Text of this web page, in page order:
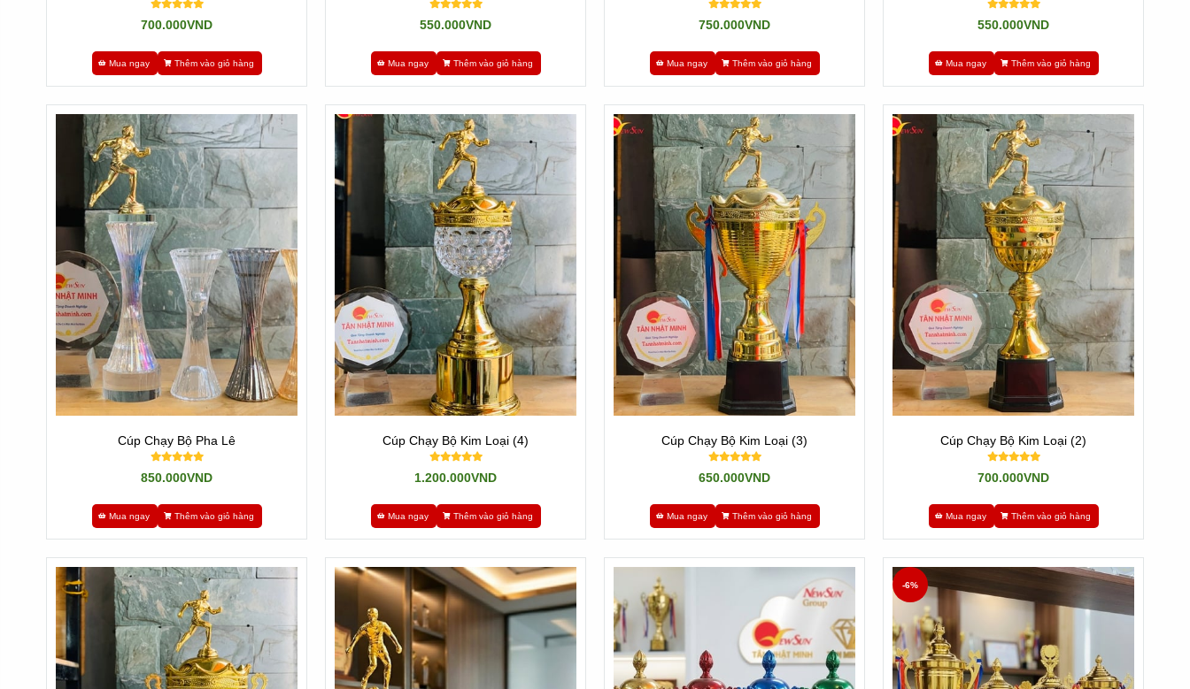
700.000VND
Mua ngay Thêm vào giỏ hàng
550.000VND
Mua ngay Thêm vào giỏ hàng
750.000VND
Mua ngay Thêm vào giỏ hàng
550.000VND
Mua ngay Thêm vào giỏ hàng
Cúp Chạy Bộ Pha Lê
850.000VND
Mua ngay Thêm vào giỏ hàng
Cúp Chạy Bộ Kim Loại (4)
1.200.000VND
Mua ngay Thêm vào giỏ hàng
Cúp Chạy Bộ Kim Loại (3)
650.000VND
Mua ngay Thêm vào giỏ hàng
Cúp Chạy Bộ Kim Loại (2)
700.000VND
Mua ngay Thêm vào giỏ hàng
-6%